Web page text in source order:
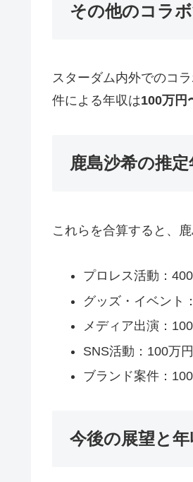
その他のコラ
スターダム内外でのコ
件による年収は100万円
鹿島沙希の推
これらを合算すると、
プロレス活動：
グッズ・イベント
メディア出演：
SNS活動：100万
ブランド案件：
今後の展望と